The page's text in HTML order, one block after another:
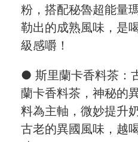
粉，搭配秘魯超能量
勒出的成熟風味，是
級感嚼！
● 斯里蘭卡香料茶：
蘭卡香料茶，神秘的
料為主軸，微妙提升
古老的異國風味，越